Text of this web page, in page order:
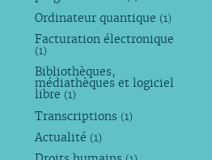
Ordinateur quantique (1)
Facturation électronique
(1)
Bibliothèques,
médiathèques et logiciel
libre (1)
Transcriptions (1)
Actualité (1)